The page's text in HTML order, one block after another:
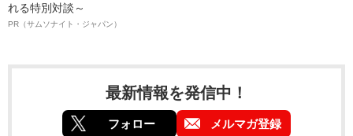
れる特別対談～
PR（サムソナイト・ジャパン）
最新情報を発信中！
フォロー メルマガ登録